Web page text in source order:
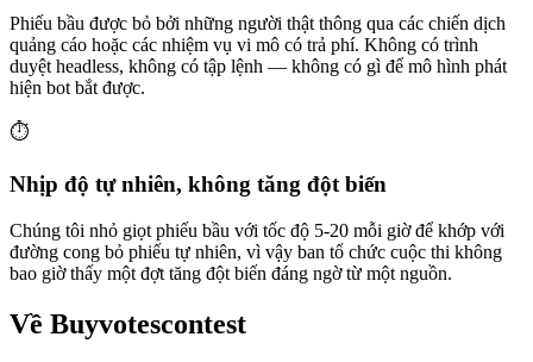
Phiếu bầu được bỏ bởi những người thật thông qua các chiến dịch
quảng cáo hoặc các nhiệm vụ vi mô có trả phí. Không có trình
duyệt headless, không có tập lệnh — không có gì để mô hình phát
hiện bot bắt được.
⏱️
Nhịp độ tự nhiên, không tăng đột biến
Chúng tôi nhỏ giọt phiếu bầu với tốc độ 5-20 mỗi giờ để khớp với
đường cong bỏ phiếu tự nhiên, vì vậy ban tổ chức cuộc thi không
bao giờ thấy một đợt tăng đột biến đáng ngờ từ một nguồn.
Về Buyvotescontest